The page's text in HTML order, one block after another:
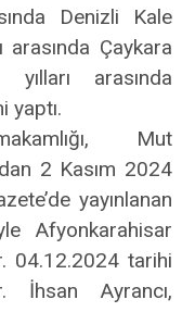
Denizli Kale
arasında Çaykara
yılları arasında
yaptı.
Mut
2 Kasım 2024
yayınlanan
Afyonkarahisar
04.12.2024 tarihi
İhsan Ayrancı,